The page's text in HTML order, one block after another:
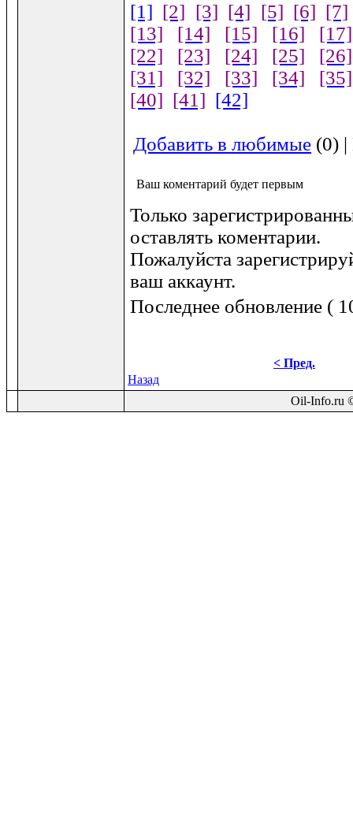
[1] [2] [3] [4] [5] [6] [7]
[13]
[14] [15] [16]
[17]
[22]
[23] [24] [25]
[26]
[31]
[32] [33] [34]
[35]
[40] [41] [42]
Добавить в любимые (0)
Ваш коментарий будет первым
Только
оставлять коментарии.
Пожалуйста
ваш аккаунт.
Последнее обновление (
< Пред.
Назад
Oil-Info.ru